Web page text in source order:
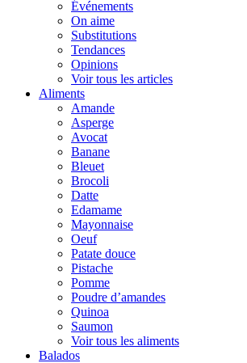
Événements
On aime
Substitutions
Tendances
Opinions
Voir tous les articles
Aliments
Amande
Asperge
Avocat
Banane
Bleuet
Brocoli
Datte
Edamame
Mayonnaise
Oeuf
Patate douce
Pistache
Pomme
Poudre d’amandes
Quinoa
Saumon
Voir tous les aliments
Balados